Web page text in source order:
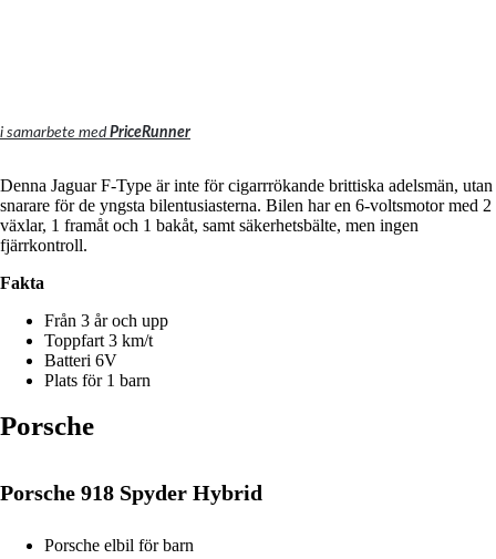
i samarbete med PriceRunner
Denna Jaguar F-Type är inte för cigarrrökande brittiska adelsmän, utan
snarare för de yngsta bilentusiasterna. Bilen har en 6-voltsmotor med 2
växlar, 1 framåt och 1 bakåt, samt säkerhetsbälte, men ingen
fjärrkontroll.
Fakta
Från 3 år och upp
Toppfart 3 km/t
Batteri 6V
Plats för 1 barn
Porsche
Porsche 918 Spyder Hybrid
Porsche elbil för barn